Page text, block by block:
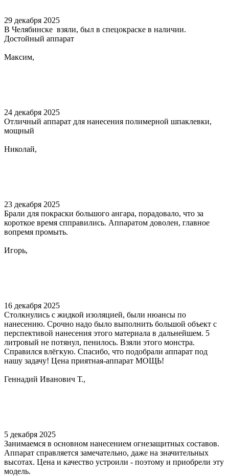
29 декабря 2025
В Челябинске взяли, был в спецокраске в наличии.
Достойный аппарат
Максим,
24 декабря 2025
Отличный аппарат для нанесения полимерной шпаклевки,
мощный
Николай,
23 декабря 2025
Брали для покраски большого ангара, порадовало, что за
короткое время спправились. Аппаратом доволен, главное
вопремя промыть.
Игорь,
16 декабря 2025
Столкнулись с жидкой изоляцией, были нюансы по
нанесению. Срочно надо было выполнить большой объект с
перспективой нанесения этого материала в дальнейшем. 5
литровый не потянул, пенилось. Взяли этого монстра.
Справился влёгкую. Спасибо, что подобрали аппарат под
нашу задачу! Цена приятная-аппарат МОЩЬ!
Геннадий Иванович Т.,
5 декабря 2025
Занимаемся в основном нанесением огнезащитных составов.
Аппарат справляется замечательно, даже на значительных
высотах. Цена и качество устроили - поэтому и приобрели эту
модель.